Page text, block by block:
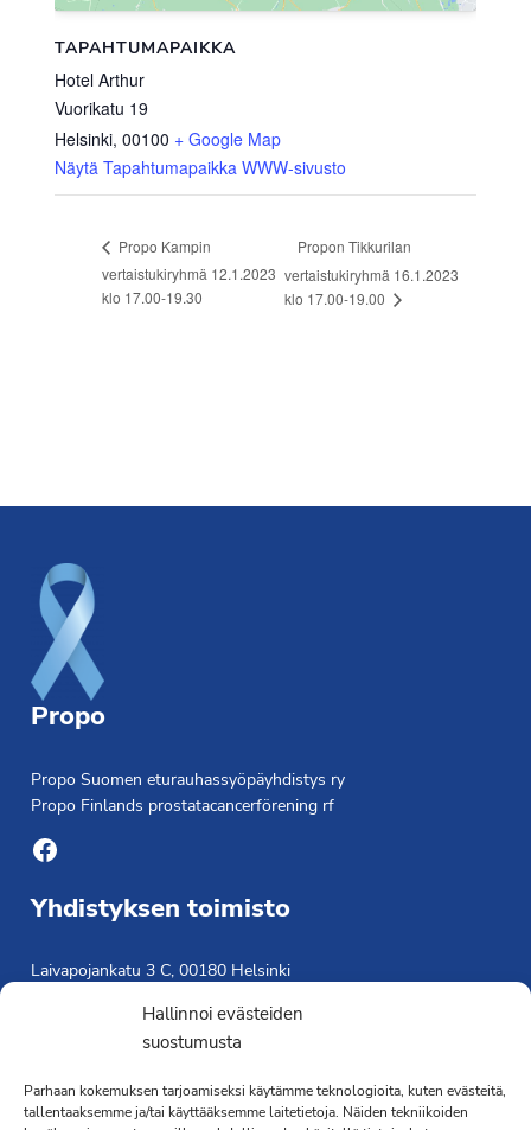
Hallinnoi evästeiden
suostumusta
Parhaan kokemuksen tarjoamiseksi käytämme teknologioita, kuten evästeitä,
tallentaaksemme ja/tai käyttääksemme laitetietoja. Näiden tekniikoiden
TAPAHTUMAPAIKKA
Hotel Arthur
Vuorikatu 19
Helsinki, 00100 + Google Map
Näytä Tapahtumapaikka WWW-sivusto
Propo Kampin
vertaistukiryhmä 12.1.2023
klo 17.00-19.30
Propon Tikkurilan
vertaistukiryhmä 16.1.2023
klo 17.00-19.00
Propo
Propo Suomen eturauhassyöpäyhdistys ry
Propo Finlands prostatacancerförening rf
Facebook
Yhdistyksen toimisto
Laivapojankatu 3 C, 00180 Helsinki
Saavutettavuusseloste »
Toiminnanjohtaja
Kimmo Järvinen